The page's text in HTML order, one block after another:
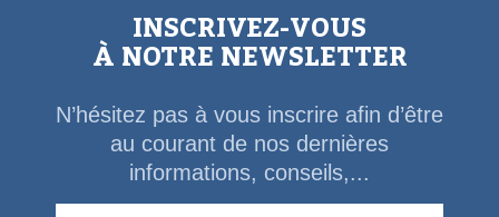
INSCRIVEZ-VOUS
À NOTRE NEWSLETTER
N’hésitez pas à vous inscrire afin d’être
au courant de nos dernières
informations, conseils,...